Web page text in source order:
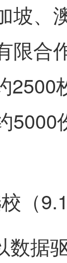
坡、
限合
（
数据